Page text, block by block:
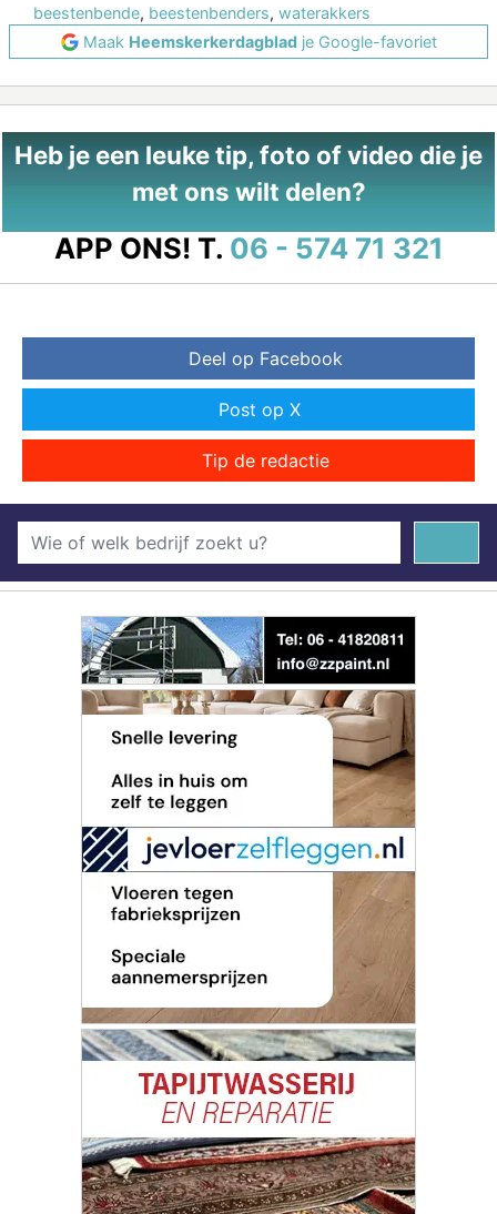
beestenbende, beestenbenders, waterakkers
Maak Heemskerkerdagbladje Google-favoriet
Heb je een leuke tip, foto of video die je
met ons wilt delen?
APP ONS! T. 06 - 574 71 321
Deel op Facebook
Post op X
Tip de redactie